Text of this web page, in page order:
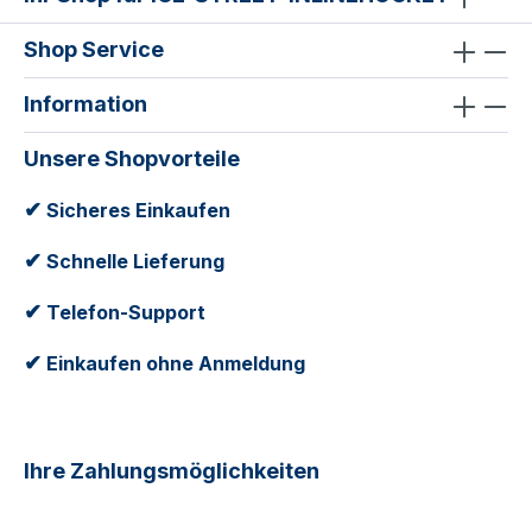
Shop Service
Information
Unsere Shopvorteile
✔ Sicheres Einkaufen
✔ Schnelle Lieferung
✔ Telefon-Support
✔ Einkaufen ohne Anmeldung
Ihre Zahlungsmöglichkeiten